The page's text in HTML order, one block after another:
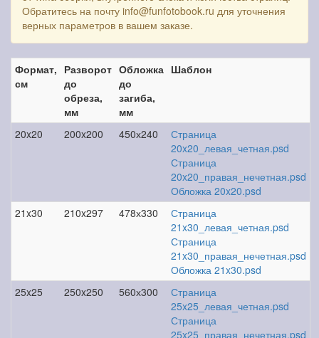
Обратитесь на почту info@funfotobook.ru для уточнения
верных параметров в вашем заказе.
Формат,
см
Разворот
до
обреза,
мм
Обложка
до
загиба,
мм
Шаблон
20x20 200x200 450х240
Страница
20x20_левая_четная.psd
Страница
20x20_правая_нечетная.psd
Обложка 20x20.psd
21x30
210x297 478х330
Страница
21x30_левая_четная.psd
Страница
21x30_правая_нечетная.psd
Обложка 21x30.psd
25x25
250x250 560х300
Страница
25x25_левая_четная.psd
Страница
25x25_правая_нечетная.psd